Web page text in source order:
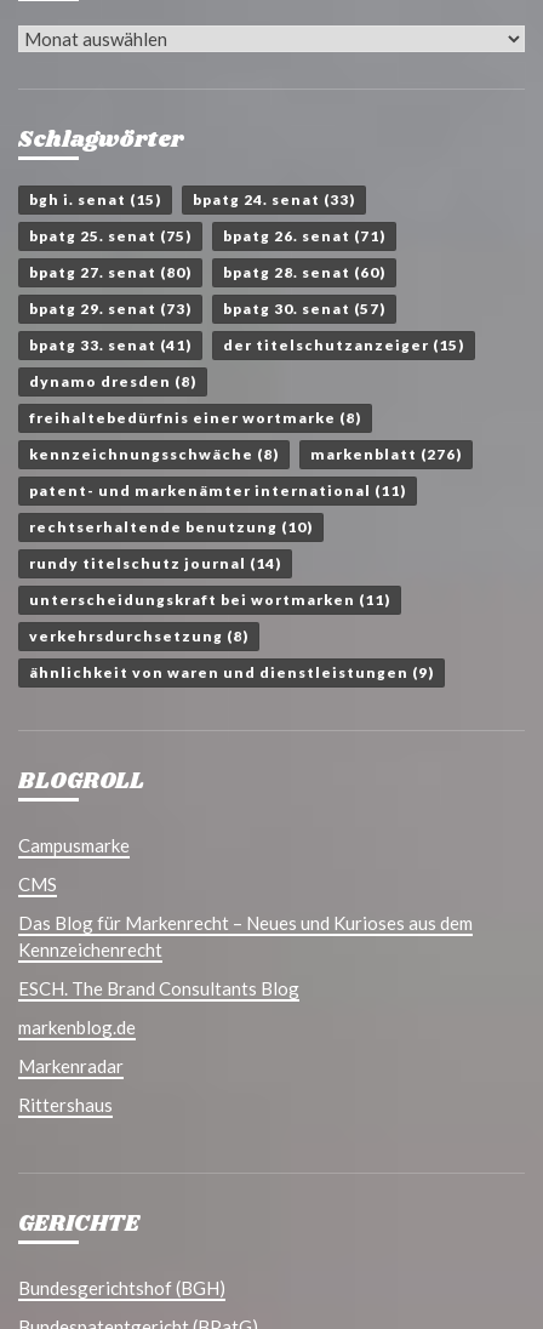
Archiv
Schlagwörter
bgh i. senat (15) bpatg 24. senat (33)
bpatg 25. senat (75) bpatg 26. senat (71)
bpatg 27. senat (80) bpatg 28. senat (60)
bpatg 29. senat (73) bpatg 30. senat (57)
bpatg 33. senat (41) der titelschutzanzeiger (15)
dynamo dresden (8)
freihaltebedürfnis einer wortmarke (8)
kennzeichnungsschwäche (8) markenblatt (276)
patent- und markenämter international (11)
rechtserhaltende benutzung (10)
rundy titelschutz journal (14)
unterscheidungskraft bei wortmarken (11)
verkehrsdurchsetzung (8)
ähnlichkeit von waren und dienstleistungen (9)
BLOGROLL
Campusmarke
CMS
Das Blog für Markenrecht – Neues und Kurioses aus dem
Kennzeichenrecht
ESCH. The Brand Consultants Blog
markenblog.de
Markenradar
Rittershaus
GERICHTE
Bundesgerichtshof (BGH)